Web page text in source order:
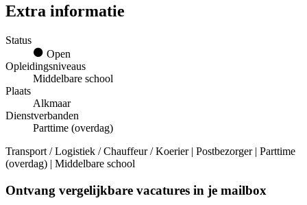
Extra informatie
Status
Open
Opleidingsniveaus
Middelbare school
Plaats
Alkmaar
Dienstverbanden
Parttime (overdag)
Transport / Logistiek / Chauffeur / Koerier | Postbezorger | Parttime
(overdag) | Middelbare school
Ontvang vergelijkbare vacatures in je mailbox